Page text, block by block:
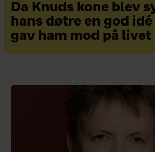
Da Knuds kone blev
hans døtre en god idé
gav ham mod på livet